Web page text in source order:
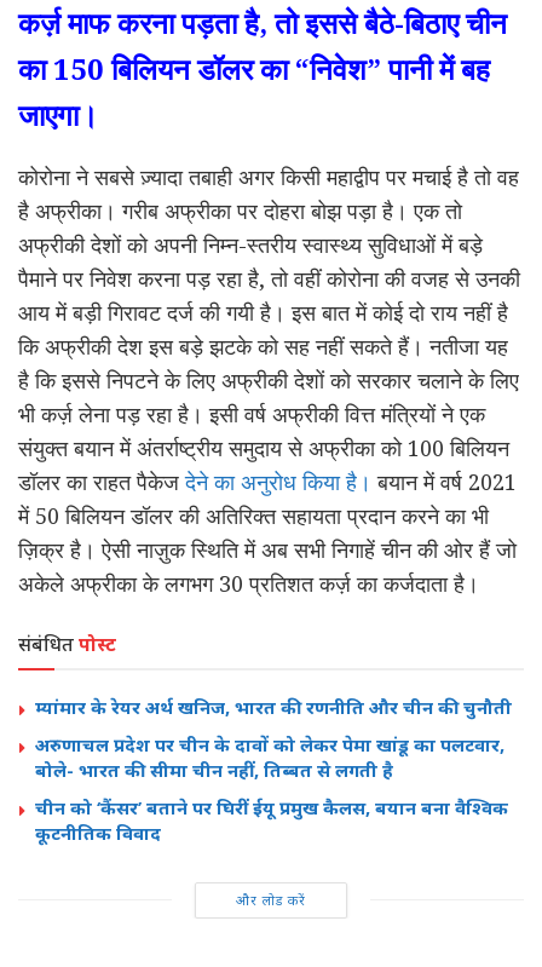
कर्ज़ माफ करना पड़ता है,तो इससे बैठे-बिठाए चीन
का 150 बिलियन डॉलर का “निवेश” पानी में बह
जाएगा।
कोरोना ने सबसे ज़्यादा तबाही अगर किसी महाद्वीप पर मचाई है तो वह
है अफ्रीका। गरीब अफ्रीका पर दोहरा बोझ पड़ा है। एक तो
अफ्रीकी देशों को अपनी निम्न-स्तरीय स्वास्थ्य सुविधाओं में बड़े
पैमाने पर निवेश करना पड़ रहा है, तो वहीं कोरोना की वजह से उनकी
आय में बड़ी गिरावट दर्ज की गयी है। इस बात में कोई दो राय नहीं है
कि अफ्रीकी देश इस बड़े झटके को सह नहीं सकते हैं। नतीजा यह
है कि इससे निपटने के लिए अफ्रीकी देशों को सरकार चलाने के लिए
भी कर्ज़ लेना पड़ रहा है। इसी वर्ष अफ्रीकी वित्त मंत्रियों ने एक
संयुक्त बयान में अंतर्राष्ट्रीय समुदाय से अफ्रीका को 100 बिलियन
डॉलर का राहत पैकेजदेने का अनुरोध किया है। बयान में वर्ष 2021
में 50 बिलियन डॉलर की अतिरिक्त सहायता प्रदान करने का भी
ज़िक्र है। ऐसी नाज़ुक स्थिति में अब सभी निगाहें चीन की ओर हैं जो
अकेले अफ्रीका के लगभग 30 प्रतिशत कर्ज़ का कर्जदाता है।
संबंधितपोस्ट
म्यांमार के रेयर अर्थ खनिज, भारत की रणनीति और चीन की चुनौती
अरुणाचल प्रदेश पर चीन के दावों को लेकर पेमा खांडू का पलटवार,
बोले- भारत की सीमा चीन नहीं, तिब्बत से लगती है
चीन को ‘कैंसर’ बताने पर घिरीं ईयू प्रमुख कैलस, बयान बना वैश्विक
कूटनीतिक विवाद
और लोड करें